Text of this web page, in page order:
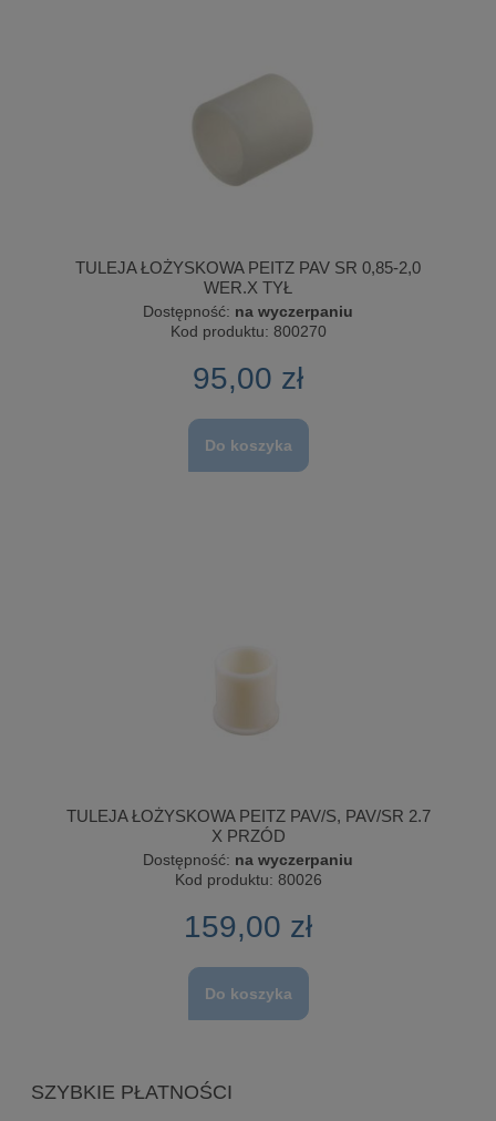
TULEJA ŁOŻYSKOWA PEITZ PAV SR 0,85-2,0
WER.X TYŁ
Dostępność: na wyczerpaniu
Kod produktu: 800270
95,00 zł
Do koszyka
TULEJA ŁOŻYSKOWA PEITZ PAV/S, PAV/SR 2.7
X PRZÓD
Dostępność: na wyczerpaniu
Kod produktu: 80026
159,00 zł
Do koszyka
SZYBKIE PŁATNOŚCI